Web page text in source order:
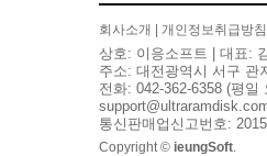
회사소개 개인정보취급방침
상호: 이응소프트 | 대표:
주소: 대전광역시 서구 관
전화: 042-362-6358 (평
통신판매업신고번호:
Copyright © ieungSoft.